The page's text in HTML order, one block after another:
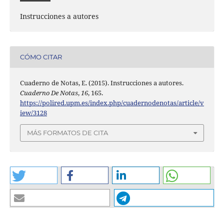
Instrucciones a autores
CÓMO CITAR
Cuaderno de Notas, E. (2015). Instrucciones a autores.
Cuaderno De Notas,16, 165.
https://polired.upm.es/index.php/cuadernodenotas/article/v
iew/3128
MÁS FORMATOS DE CITA